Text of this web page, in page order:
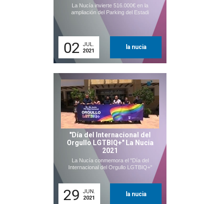
La Nucía invierte 516.000€ en la
ampliación del Parking del Estadi
02
JUL.
2021
la nucia
"Día del Internacional del
Orgullo LGTBIQ+" La Nucia
2021
La Nucía conmemora el "Día del
Internacional del Orgullo LGTBIQ+"
29
JUN.
2021
la nucia